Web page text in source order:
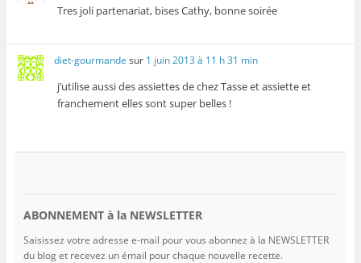
Tres joli partenariat, bises Cathy, bonne soirée
diet-gourmande sur 1 juin 2013 à 11 h 31 min
j’utilise aussi des assiettes de chez Tasse et assiette et
franchement elles sont super belles !
ABONNEMENT à la NEWSLETTER
Saisissez votre adresse e-mail pour vous abonnez à la NEWSLETTER
du blog et recevez un émail pour chaque nouvelle recette.